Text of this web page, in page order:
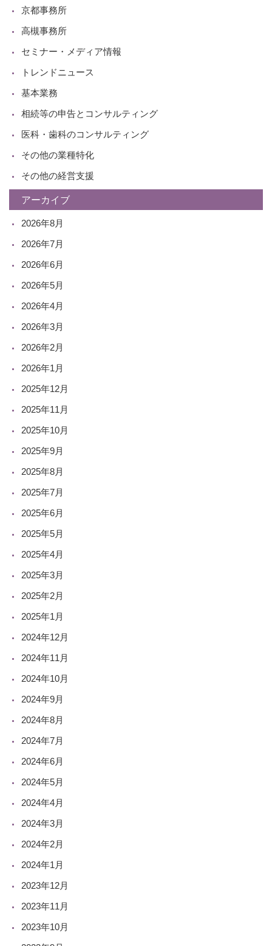
京都事務所
高槻事務所
セミナー・メディア情報
トレンドニュース
基本業務
相続等の申告とコンサルティング
医科・歯科のコンサルティング
その他の業種特化
その他の経営支援
アーカイブ
2026年8月
2026年7月
2026年6月
2026年5月
2026年4月
2026年3月
2026年2月
2026年1月
2025年12月
2025年11月
2025年10月
2025年9月
2025年8月
2025年7月
2025年6月
2025年5月
2025年4月
2025年3月
2025年2月
2025年1月
2024年12月
2024年11月
2024年10月
2024年9月
2024年8月
2024年7月
2024年6月
2024年5月
2024年4月
2024年3月
2024年2月
2024年1月
2023年12月
2023年11月
2023年10月